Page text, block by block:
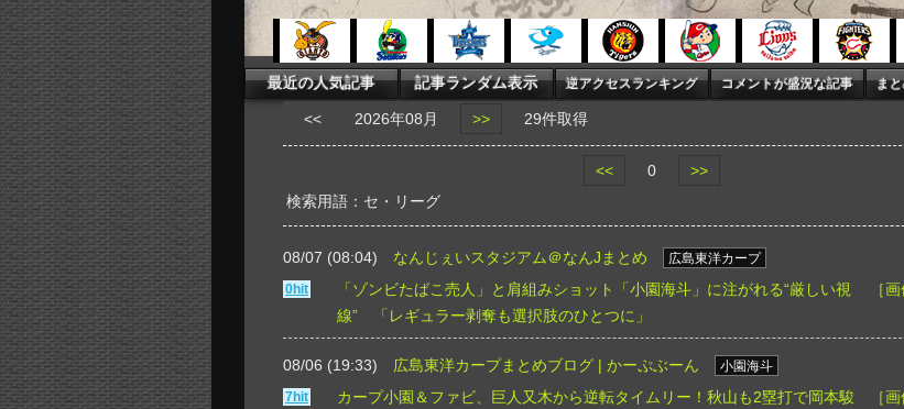
<< 2026年08月 >> 29件取得
<< 0
>>
検索用語：セ・リーグ
08/07 (08:04) なんじぇいスタジアム＠なんJまとめ
広島東洋カープ
0hit
「ゾンビたばこ売人」と肩組みショット「小園海斗」に注がれる“厳しい視
線” 「レギュラー剥奪も選択肢のひとつに」
［
08/06 (19:33) 広島東洋カープまとめブログ | かーぷぶーん
小園海斗
7hit
カープ小園＆ファビ、巨人又木から逆転タイムリー！秋山も2塁打で岡本駿
［